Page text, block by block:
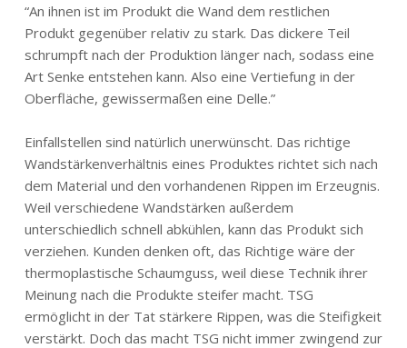
“An ihnen ist im Produkt die Wand dem restlichen
Produkt gegenüber relativ zu stark. Das dickere Teil
schrumpft nach der Produktion länger nach, sodass eine
Art Senke entstehen kann. Also eine Vertiefung in der
Oberfläche, gewissermaßen eine Delle.”
Einfallstellen sind natürlich unerwünscht. Das richtige
Wandstärkenverhältnis eines Produktes richtet sich nach
dem Material und den vorhandenen Rippen im Erzeugnis.
Weil verschiedene Wandstärken außerdem
unterschiedlich schnell abkühlen, kann das Produkt sich
verziehen. Kunden denken oft, das Richtige wäre der
thermoplastische Schaumguss, weil diese Technik ihrer
Meinung nach die Produkte steifer macht. TSG
ermöglicht in der Tat stärkere Rippen, was die Steifigkeit
verstärkt. Doch das macht TSG nicht immer zwingend zur